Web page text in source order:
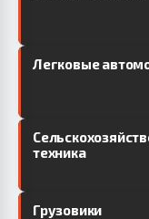
Легковые
техника
Грузовики